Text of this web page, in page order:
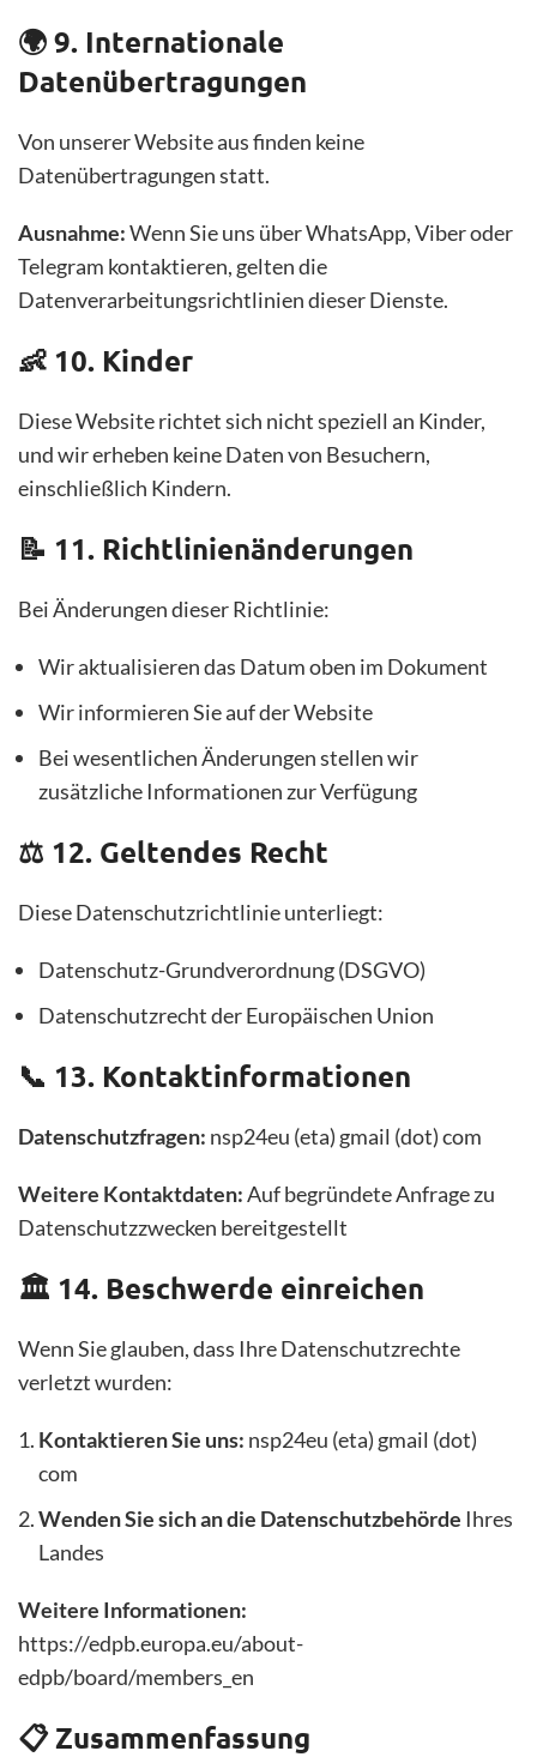
🌍 9. Internationale
Datenübertragungen
Von unserer Website aus finden keine
Datenübertragungen statt.
Ausnahme:Wenn Sie uns über WhatsApp, Viber oder
Telegram kontaktieren, gelten die
Datenverarbeitungsrichtlinien dieser Dienste.
👶 10. Kinder
Diese Website richtet sich nicht speziell an Kinder,
und wir erheben keine Daten von Besuchern,
einschließlich Kindern.
📝 11. Richtlinienänderungen
Bei Änderungen dieser Richtlinie:
Wir aktualisieren das Datum oben im Dokument
Wir informieren Sie auf der Website
Bei wesentlichen Änderungen stellen wir
zusätzliche Informationen zur Verfügung
⚖️ 12. Geltendes Recht
Diese Datenschutzrichtlinie unterliegt:
Datenschutz-Grundverordnung (DSGVO)
Datenschutzrecht der Europäischen Union
📞 13. Kontaktinformationen
Datenschutzfragen: nsp24eu (eta) gmail (dot) com
Weitere Kontaktdaten:Auf begründete Anfrage zu
Datenschutzzwecken bereitgestellt
🏛️ 14. Beschwerde einreichen
Wenn Sie glauben, dass Ihre Datenschutzrechte
verletzt wurden:
Kontaktieren Sie uns: nsp24eu (eta) gmail (dot)
com
Wenden Sie sich an die Datenschutzbehörde Ihres
Landes
Weitere Informationen:
https://edpb.europa.eu/about-
edpb/board/members_en
📋 Zusammenfassung